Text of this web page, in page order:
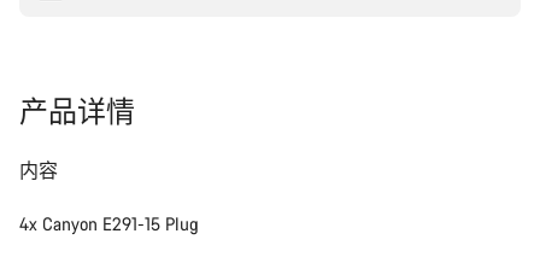
产品详情
内容
4x Canyon E291-15 Plug